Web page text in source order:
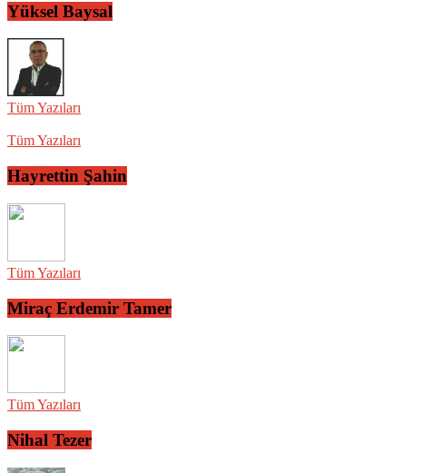
Yüksel Baysal
Tüm Yazıları
Tüm Yazıları
Hayrettin Şahin
Tüm Yazıları
Miraç Erdemir Tamer
Tüm Yazıları
Nihal Tezer